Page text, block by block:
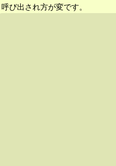
呼び出され方が変です。